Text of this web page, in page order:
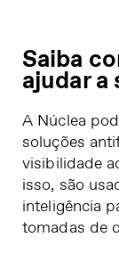
Saiba
ajudar a
A Núclea
soluções
visibilidade
isso, são
inteligência
tomadas de